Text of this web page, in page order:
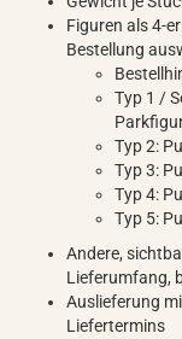
Figuren als 4-
Bestellung
Typ 1 /
Typ 2:
Typ 3:
Typ 4:
Typ 5:
Andere,
Lieferumfang,
Auslieferung
Liefertermins